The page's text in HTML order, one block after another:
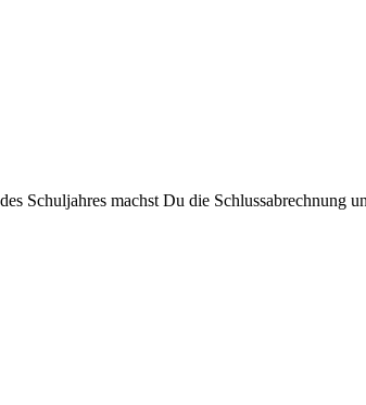
Schuljahres machst Du die Schlussabrechnung